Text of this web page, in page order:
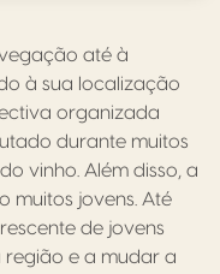
até à
à sua localização
organizada
durante muitos
vinho. Além disso, a
muitos jovens. Até
de jovens
região e a mudar a